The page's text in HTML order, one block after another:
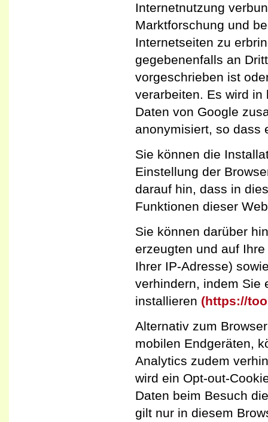
Internetnutzung
Marktforschung und
Internetseiten zu
gegebenenfalls an
vorgeschrieben ist
verarbeiten. Es wird
Daten von Google
anonymisiert, so dass
Sie können die
Einstellung der
darauf hin, dass in
Funktionen dieser
Sie können darüber
erzeugten und auf
Ihrer IP-Adresse)
verhindern, indem Sie
installieren (https://
Alternativ zum
mobilen Endgeräten,
Analytics zudem
wird ein Opt-out-
Daten beim Besuch
gilt nur in diesem